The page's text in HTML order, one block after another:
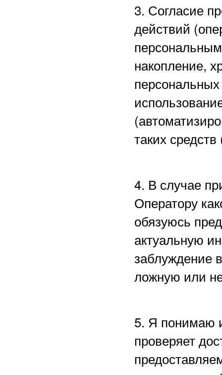
3. Согласие
действий
накопление,
таких
4. В случае
Оператору
обязуюсь
актуальную
заблуждение
ложную или
5. Я понимаю
проверяет